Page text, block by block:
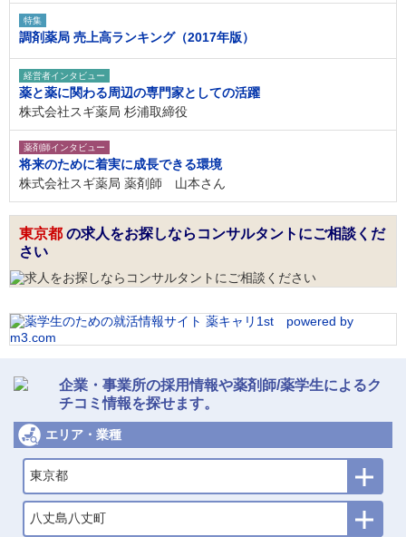
特集
調剤薬局 売上高ランキング（2017年版）
経営者インタビュー
薬と薬に関わる周辺の専門家としての活躍
株式会社スギ薬局 杉浦取締役
薬剤師インタビュー
将来のために着実に成長できる環境
株式会社スギ薬局 薬剤師 山本さん
東京都 の求人をお探しならコンサルタントにご相談くだ
さい
企業・事業所の採用情報や薬剤師/薬学生によるク
チコミ情報を探せます。
エリア・業種
東京都
八丈島八丈町